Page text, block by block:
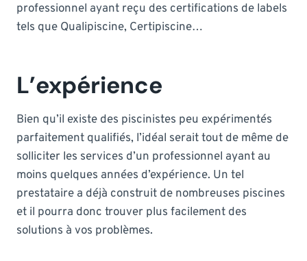
professionnel ayant reçu des certifications de labels
tels que Qualipiscine, Certipiscine…
L’expérience
Bien qu’il existe des piscinistes peu expérimentés
parfaitement qualifiés, l’idéal serait tout de même de
solliciter les services d’un professionnel ayant au
moins quelques années d’expérience. Un tel
prestataire a déjà construit de nombreuses piscines
et il pourra donc trouver plus facilement des
solutions à vos problèmes.